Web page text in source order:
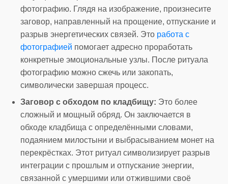
фотографию. Глядя на изображение, произнесите
заговор, направленный на прощение, отпускание и
разрыв энергетических связей. Это работа с
фотографией помогает адресно проработать
конкретные эмоциональные узлы. После ритуала
фотографию можно сжечь или закопать,
символически завершая процесс.
Заговор с обходом по кладбищу: Это более
сложный и мощный обряд. Он заключается в
обходе кладбища с определёнными словами,
подаянием милостыни и выбрасыванием монет на
перекрёстках. Этот ритуал символизирует разрыв
интеграции с прошлым и отпускание энергии,
связанной с умершими или отжившими своё